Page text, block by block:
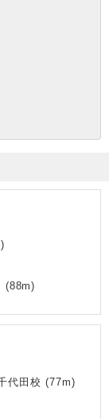
(88m)
代田校 (77m)